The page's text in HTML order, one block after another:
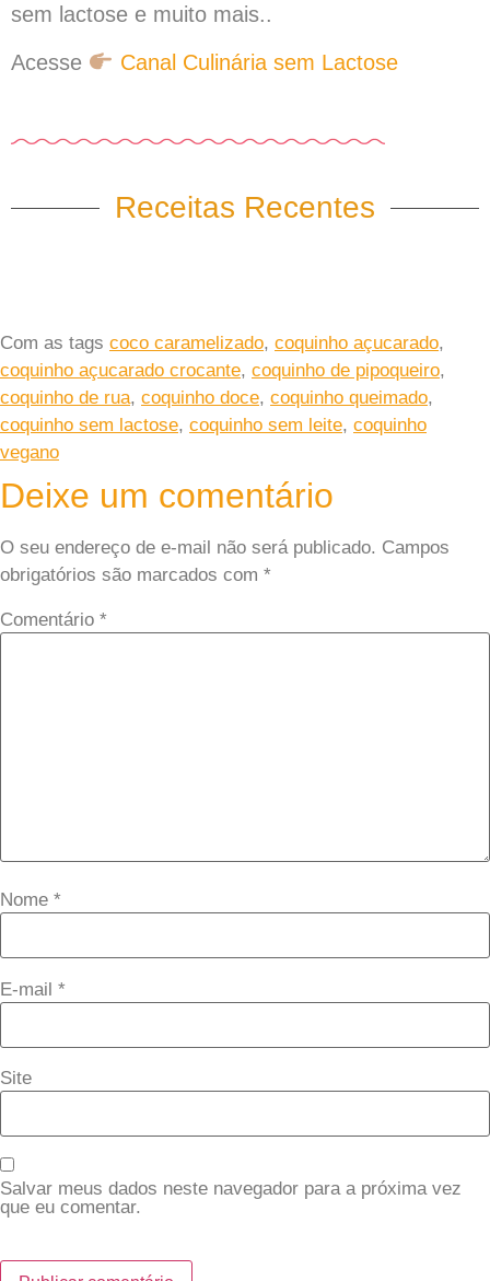
sem lactose e muito mais..
Acesse Canal Culinária sem Lactose
Receitas Recentes
Com as tags coco caramelizado, coquinho açucarado,
coquinho açucarado crocante, coquinho de pipoqueiro,
coquinho de rua, coquinho doce, coquinho queimado,
coquinho sem lactose, coquinho sem leite, coquinho
vegano
Deixe um comentário
O seu endereço de e-mail não será publicado. Campos
obrigatórios são marcados com *
Comentário *
Nome *
E-mail *
Site
Salvar meus dados neste navegador para a próxima vez
que eu comentar.